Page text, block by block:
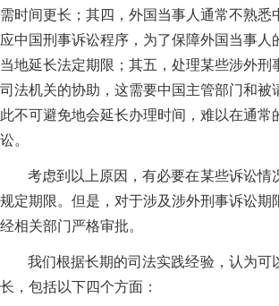
需时间更长；其四，外国当事人通常不熟悉
应中国刑事诉讼程序，为了保障外国当事人
当地延长法定期限；其五，处理某些涉外刑
司法机关的协助，这需要中国主管部门和被
此不可避免地会延长办理时间，难以在通常
讼。
考虑到以上原因，有必要在某些诉讼情
规定期限。但是，对于涉及涉外刑事诉讼期
经相关部门严格审批。
我们根据长期的司法实践经验，认为可
长，包括以下四个方面：